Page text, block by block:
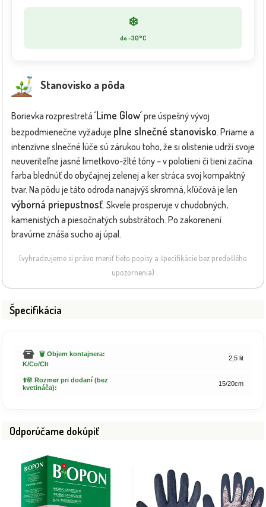
❄️
do -30°C
Stanovisko a pôda
Borievka rozprestretá ´Lime Glow´pre úspešný vývoj
bezpodmienečne vyžaduje plne slnečné stanovisko. Priame a
intenzívne slnečné lúče sú zárukou toho, že si olistenie udrží svoje
neuveriteľne jasné limetkovo-žlté tóny – v polotieni či tieni začína
farba blednúť do obyčajnej zelenej a ker stráca svoj kompaktný
tvar. Na pôdu je táto odroda nanajvýš skromná, kľúčová je len
výborná priepustnosť. Skvele prosperuje v chudobných,
kamenistých a piesočnatých substrátoch. Po zakorenení
bravúrne znáša sucho aj úpal.
(vyhradzujeme si právo meniť tieto popisy a špecifikácie bez predošlého
upozornenia)
Špecifikácia
🗑️ Objem kontajnera:
K/Co/Clt
2,5 lit
⬆️🌸 Rozmer pri dodaní (bez
kvetináča):
15/20cm
Odporúčame dokúpiť